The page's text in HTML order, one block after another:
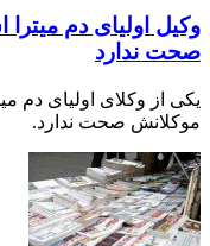
وکیل اولیای دم
صحت ندارد
یکی از وکلای اولیای دم
موکلانش صحت ندارد.